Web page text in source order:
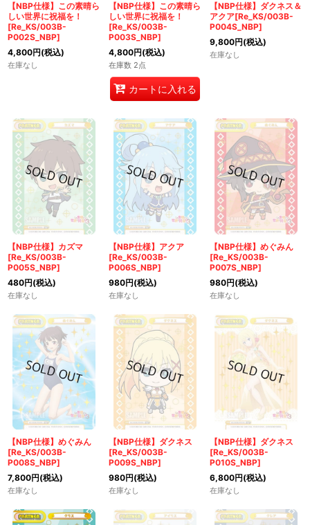
【NBP仕様】この素晴ら
しい世界に祝福を！
[Re_KS/003B-
P002S_NBP]
4,800円(税込)
在庫なし
【NBP仕様】この素晴ら
しい世界に祝福を！
[Re_KS/003B-
P003S_NBP]
4,800円(税込)
在庫数 2点
カートに入れる
【NBP仕様】ダクネス＆
アクア[Re_KS/003B-
P004S_NBP]
9,800円(税込)
在庫なし
【NBP仕様】カズマ
[Re_KS/003B-
P005S_NBP]
480円(税込)
在庫なし
【NBP仕様】アクア
[Re_KS/003B-
P006S_NBP]
980円(税込)
在庫なし
【NBP仕様】めぐみん
[Re_KS/003B-
P007S_NBP]
980円(税込)
在庫なし
【NBP仕様】めぐみん
[Re_KS/003B-
P008S_NBP]
7,800円(税込)
在庫なし
【NBP仕様】ダクネス
[Re_KS/003B-
P009S_NBP]
980円(税込)
在庫なし
【NBP仕様】ダクネス
[Re_KS/003B-
P010S_NBP]
6,800円(税込)
在庫なし